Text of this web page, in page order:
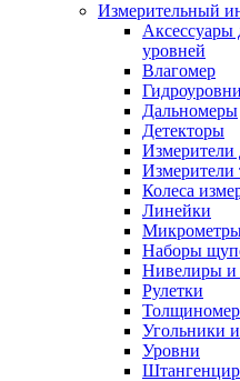
Измерительный
Аксессуары
уровней
Влагомер
Гидроуровни
Дальномеры
Детекторы
Измерители
Измерители
Колеса
Линейки
Наборы
Нивелиры и
Рулетки
Угольники
Уровни